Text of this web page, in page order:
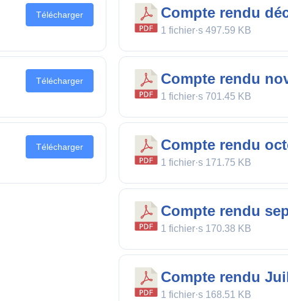
Télécharger
Télécharger
Télécharger
Compte rendu
1 fichier·s 497.59 KB
Compte rendu
1 fichier·s 701.45 KB
Compte rendu
1 fichier·s 171.75 KB
Compte rendu
1 fichier·s 170.38 KB
Compte rendu
1 fichier·s 168.51 KB